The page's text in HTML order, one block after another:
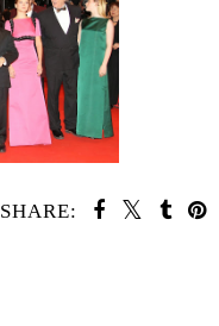
SHARE: